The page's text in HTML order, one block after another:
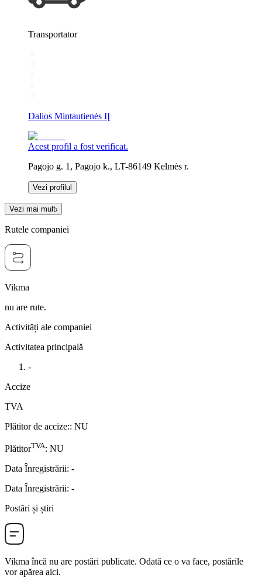
Transportator
Dalios Mintautienės IĮ
Acest profil a fost verificat.
Pagojo g. 1, Pagojo k., LT-86149 Kelmės r.
Vezi profilul
Vezi mai mult
Rutele companiei
Vikma
nu are rute.
Activități ale companiei
Activitatea principală
-
Accize
TVA
Plătitor de accize:: NU
PlătitorTVA: NU
Data Înregistrării: -
Data Înregistrării: -
Postări și știri
Vikmaîncă nu are postări publicate. Odată ce o va face, postările
vor apărea aici.